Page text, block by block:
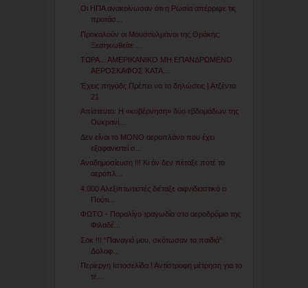
Οι ΗΠΑ ανακοίνωσαν ότι η Ρωσία απέρριψε τις
προτάσ...
Προκαλούν οι Μουσουλμάνοι της Θράκης:
Ξεσηκωθείτε ...
ΤΩΡΑ... ΑΜΕΡΙΚΑΝΙΚΟ ΜΗ ΕΠΑΝΔΡΩΜΕΝΟ
ΑΕΡΟΣΚΑΦΟΣ ΚΑΤΑ...
Έχεις πηγάδι; Πρέπει να το δηλώσεις | Ατζέντα
21
Απίστευτο: Η «κυβέρνηση» δύο εβδομάδων της
Ουκρανί...
Δεν είναι το ΜΟΝΟ αεροπλάνο που έχει
εξαφανιστεί σ...
Αναδημοσίευση !!! Κι άν δεν πέταξε ποτέ το
αεροπλ...
4.000 Αλεξιπτωτιστές διέταξε αιφνιδιαστικά ο
Πούτι...
ΦΩΤΟ - Παραλίγο τραγωδία στο αεροδρόμιο της
Φιλαδέ...
Σοκ !!! “Παναγιά μου, σκότωσαν τα παιδιά”
Δολοφ...
Περίεργη Ιστοσελίδα ! Αντίστροφη μέτρηση για το
τέ...